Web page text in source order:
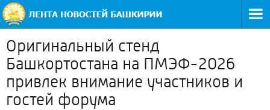
Оригинальный стенд
Башкортостана на ПМЭФ-2026
привлек внимание участников и
гостей форума